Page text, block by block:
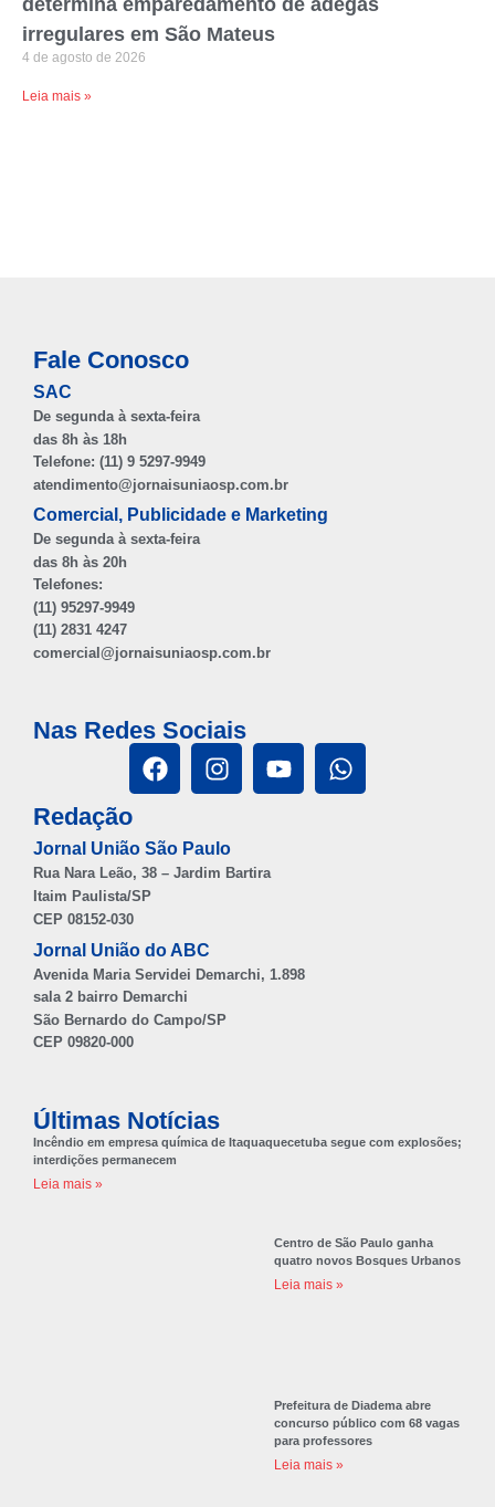
determina emparedamento de adegas
irregulares em São Mateus
4 de agosto de 2026
Leia mais »
Fale Conosco
SAC
De segunda à sexta-feira
das 8h às 18h
Telefone: (11) 9 5297-9949
atendimento@jornaisuniaosp.com.br
Comercial, Publicidade e Marketing
De segunda à sexta-feira
das 8h às 20h
Telefones:
(11) 95297-9949
(11) 2831 4247
comercial@jornaisuniaosp.com.br
Nas Redes Sociais
Redação
Jornal União São Paulo
Rua Nara Leão, 38 – Jardim Bartira
Itaim Paulista/SP
CEP 08152-030
Jornal União do ABC
Avenida Maria Servidei Demarchi, 1.898
sala 2 bairro Demarchi
São Bernardo do Campo/SP
CEP 09820-000
Últimas Notícias
Incêndio em empresa química de Itaquaquecetuba segue com explosões;
interdições permanecem
Leia mais »
Centro de São Paulo ganha
quatro novos Bosques Urbanos
Leia mais »
Prefeitura de Diadema abre
concurso público com 68 vagas
para professores
Leia mais »